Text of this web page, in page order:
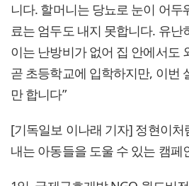
니다. 할머니는 당뇨로 눈이 어두
료는 엄두도 내지 못합니다. 유난
이는 난방비가 없어 집 안에서도
곧 초등학교에 입학하지만, 이번
만 합니다”
[기독일보 이나래 기자] 정현이
내는 아동들을 도울 수 있는 캠페